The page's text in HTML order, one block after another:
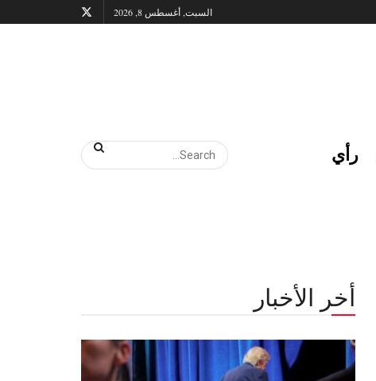
السبت, أغسطس 8, 2026
رأي
أخر الأخبار